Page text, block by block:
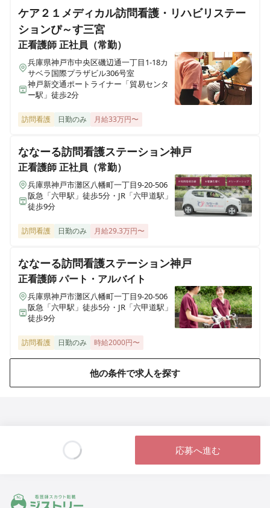
在宅介護センター大阪旭
大阪府大阪市旭区生江一丁目10-41
在宅介護センター住之江
大阪府大阪市住之江区平林南一丁目2-82
在宅介護センター豊中
在宅介護センター八尾
大阪府八尾市桜ヶ丘一丁目1C号
大阪府大阪市平野区長吉長原西二丁目7-5G号
在宅介護センター茨木
大阪府茨木市本町6-21 安田第3ビル101号室
在宅介護センター枚方
大阪府枚方市走谷二丁目42-7 ドムール大倉1号室
在宅介護センター大阪中央
大阪府大阪市西区南堀江四丁目2-9 芙蓉ビル1階1A号室
在宅介護センター岸和田
大阪府岸和田市土生町4187 EAST BOURNE1階
在宅介護センターはりま
兵庫県加古川市加古川町北在家2648 ロイヤルコーポ加古川103号室
ケア２１メディカル訪問看護・リハビリステー
ションぴ～す三宮
正看護師正社員（常勤）
兵庫県神戸市中央区磯辺通一丁目1-18カ
サベラ国際プラザビル306号室
神戸新交通ポートライナー「貿易センタ
ー駅」徒歩2分
訪問看護 日勤のみ 月給33万円〜
ななーる訪問看護ステーション神戸
正看護師正社員（常勤）
兵庫県神戸市灘区八幡町一丁目9-20-506
阪急「六甲駅」徒歩5分・JR「六甲道駅」
徒歩9分
訪問看護 日勤のみ 月給29.3万円〜
ななーる訪問看護ステーション神戸
正看護師パート・アルバイト
兵庫県神戸市灘区八幡町一丁目9-20-506
阪急「六甲駅」徒歩5分・JR「六甲道駅」
徒歩9分
訪問看護 日勤のみ 時給2000円〜
他の条件で求人を探す
応募へ進む
ジストリー 看護師の転職マッチング